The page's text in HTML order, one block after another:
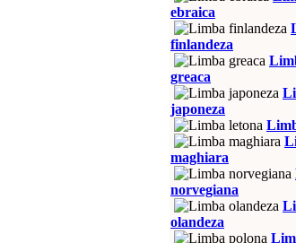
ebraica
finlandeza
greaca
japoneza
maghiara
norvegiana
olandeza